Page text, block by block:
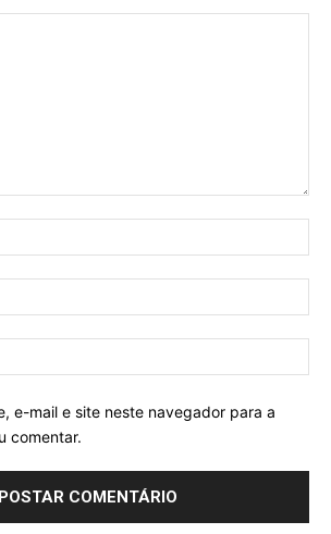
e-mail e site neste navegador para a
comentar.